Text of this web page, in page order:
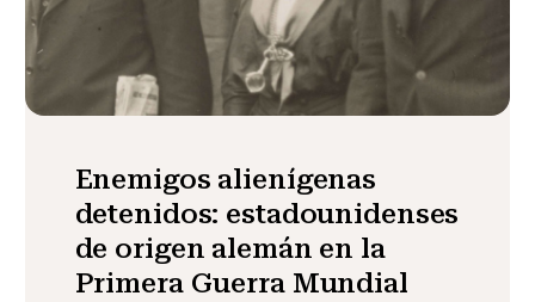
Enemigos alienígenas
detenidos: estadounidenses
de origen alemán en la
Primera Guerra Mundial